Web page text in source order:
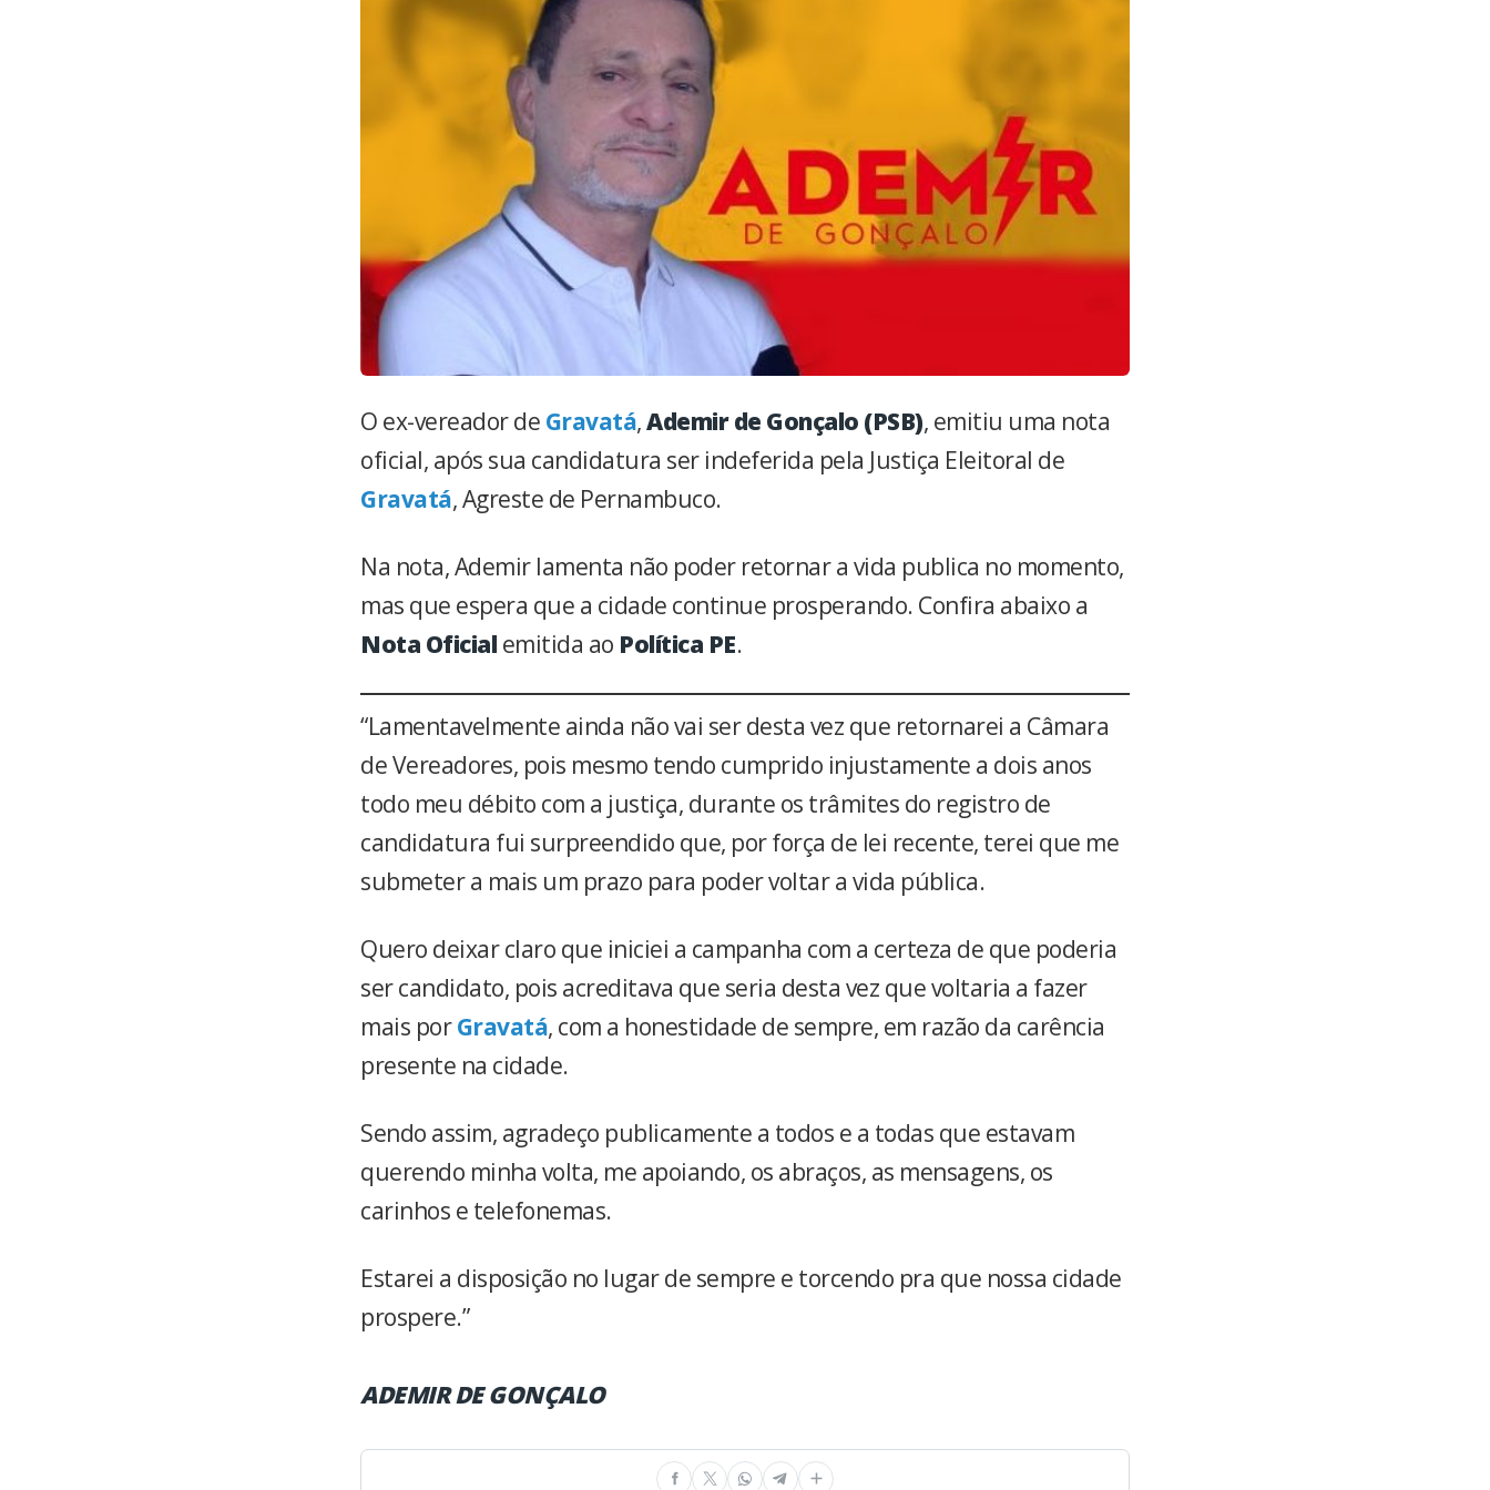
O ex-vereador de Gravatá,Ademir de Gonçalo (PSB), emitiu uma nota
oficial, após sua candidatura ser indeferida pela Justiça Eleitoral de
Gravatá, Agreste de Pernambuco.
Na nota, Ademir lamenta não poder retornar a vida publica no momento,
mas que espera que a cidade continue prosperando. Confira abaixo a
Nota Oficial emitida ao Política PE.
“Lamentavelmente ainda não vai ser desta vez que retornarei a Câmara
de Vereadores, pois mesmo tendo cumprido injustamente a dois anos
todo meu débito com a justiça, durante os trâmites do registro de
candidatura fui surpreendido que, por força de lei recente, terei que me
submeter a mais um prazo para poder voltar a vida pública.
Quero deixar claro que iniciei a campanha com a certeza de que poderia
ser candidato, pois acreditava que seria desta vez que voltaria a fazer
mais porGravatá, com a honestidade de sempre, em razão da carência
presente na cidade.
Sendo assim, agradeço publicamente a todos e a todas que estavam
querendo minha volta, me apoiando, os abraços, as mensagens, os
carinhos e telefonemas.
Estarei a disposição no lugar de sempre e torcendo pra que nossa cidade
prospere.”
ADEMIR DE GONÇALO